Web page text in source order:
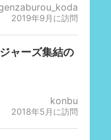
2019年9月に訪問
ャーズ集結の
konbu
2018年5月に訪問